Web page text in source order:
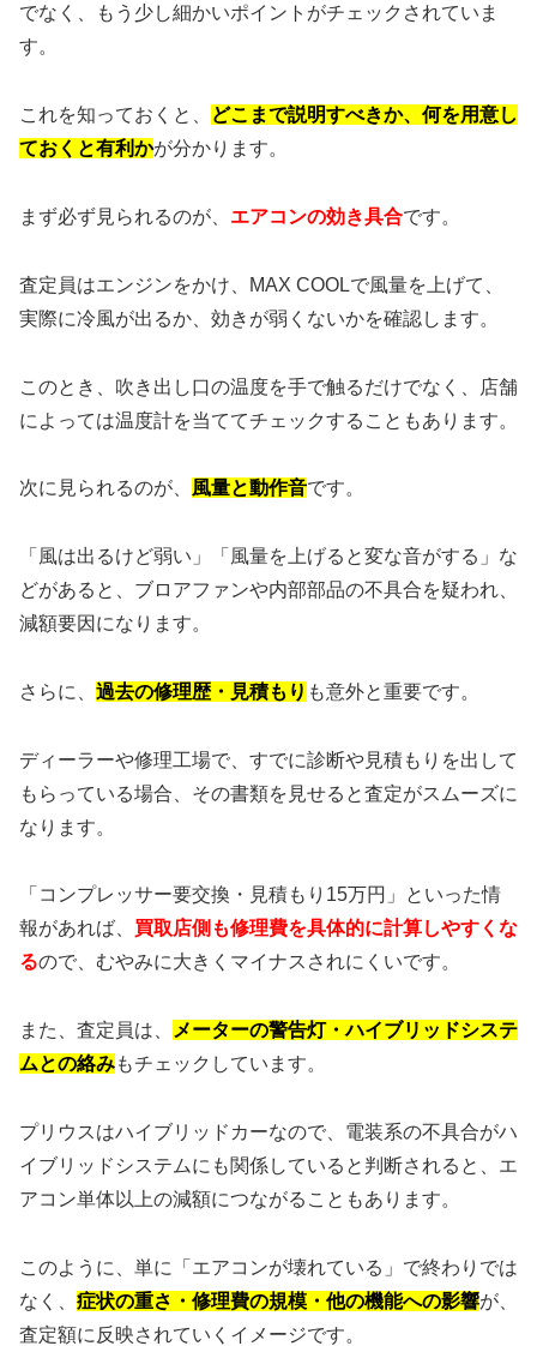
でなく、もう少し細かいポイントがチェックされていま
す。
これを知っておくと、
どこまで説明すべきか、何を用意し
ておくと有利かが分かります。
まず必ず見られるのが、 エアコンの効き具合です。
査定員はエンジンをかけ、MAX COOLで風量を上げて、
実際に冷風が出るか、効きが弱くないかを確認します。
このとき、吹き出し口の温度を手で触るだけでなく、店舗
によっては温度計を当ててチェックすることもあります。
次に見られるのが、 風量と動作音です。
「風は出るけど弱い」「風量を上げると変な音がする」な
どがあると、ブロアファンや内部部品の不具合を疑われ、
減額要因になります。
さらに、 過去の修理歴・見積もり も意外と重要です。
ディーラーや修理工場で、すでに診断や見積もりを出して
もらっている場合、その書類を見せると査定がスムーズに
なります。
「コンプレッサー要交換・見積もり15万円」といった情
報があれば、 買取店側も修理費を具体的に計算しやすくな
るので、むやみに大きくマイナスされにくいです。
また、査定員は、
メーターの警告灯・ハイブリッドシステ
ムとの絡みもチェックしています。
プリウスはハイブリッドカーなので、電装系の不具合がハ
イブリッドシステムにも関係していると判断されると、エ
アコン単体以上の減額につながることもあります。
このように、単に「エアコンが壊れている」で終わりでは
なく、 症状の重さ・修理費の規模・他の機能への影響が、
査定額に反映されていくイメージです。